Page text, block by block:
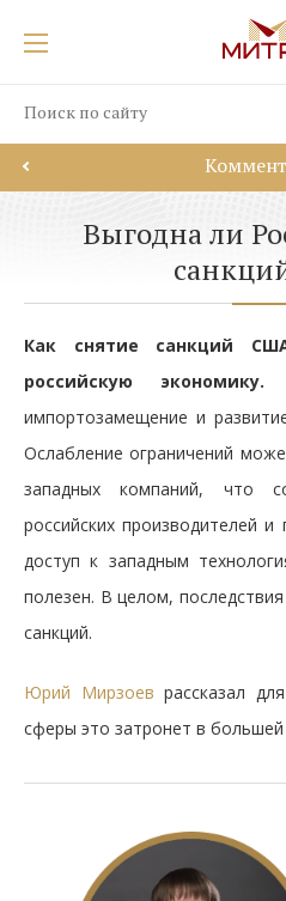
Выгодна ли
Как снятие санкций
российскую экономику.
импортозамещение и
Ослабление ограничений
западных компаний, что
российских производителей
доступ к западным
полезен. В целом,
санкций.
Юрий Мирзоев рассказал
сферы это затронет в большей